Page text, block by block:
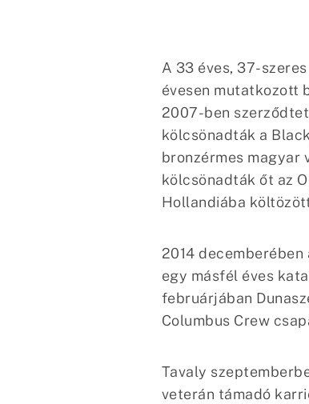
A 33 éves, 37-
évesen mutatkozott
2007-ben
kölcsönadták a
bronzérmes magyar
kölcsönadták őt az
Hollandiába
2014
egy másfél éves
februárjában
Columbus Crew
Tavaly
veterán támadó